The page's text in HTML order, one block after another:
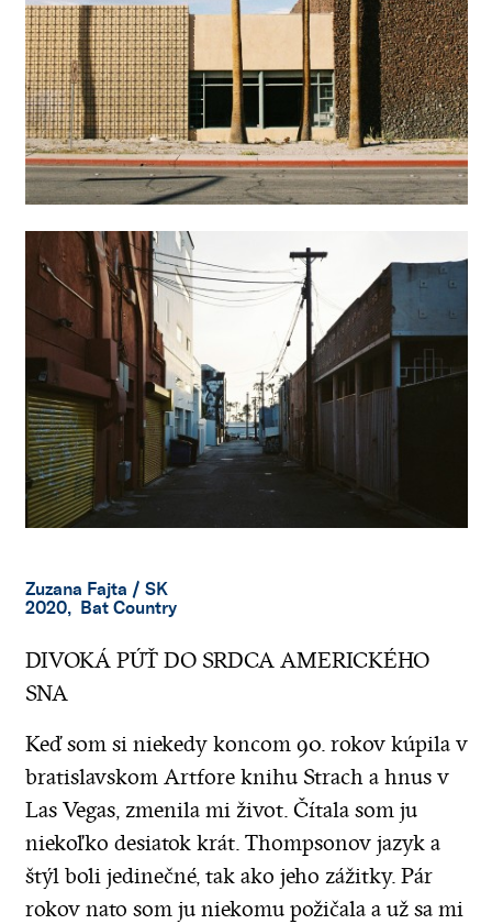
Zuzana Fajta / SK
2020, Bat Country
DIVOKÁ PÚŤ DO SRDCA AMERICKÉHO
SNA
Keď som si niekedy koncom 90. rokov kúpila v
bratislavskom Artfore knihu Strach a hnus v
Las Vegas, zmenila mi život. Čítala som ju
niekoľko desiatok krát. Thompsonov jazyk a
štýl boli jedinečné, tak ako jeho zážitky. Pár
rokov nato som ju niekomu požičala a už sa mi